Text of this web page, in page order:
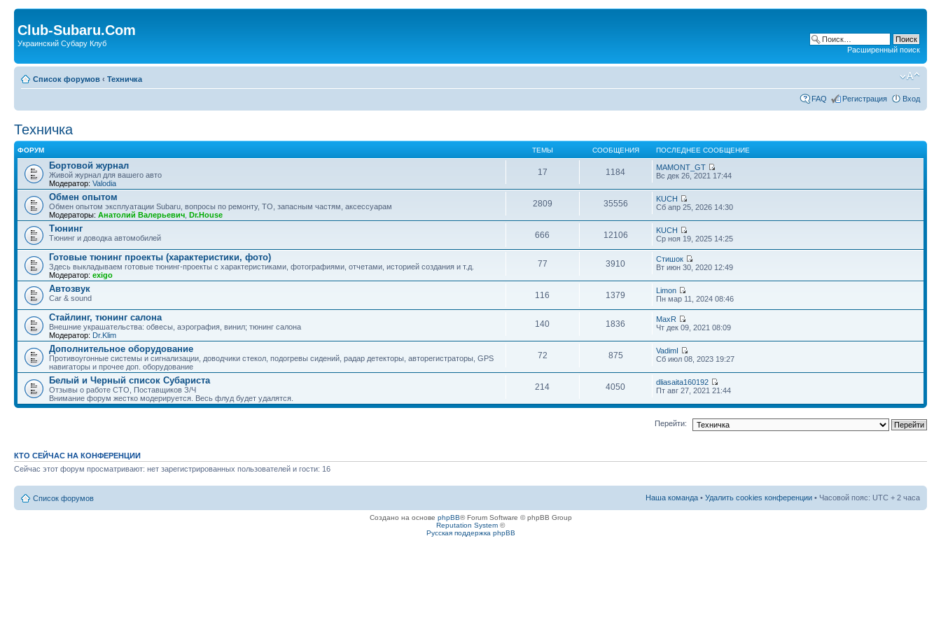
Club-Subaru.Com
Украинский Субару Клуб
Расширенный поиск
Список форумов ‹ Техничка
FAQ Регистрация Вход
Техничка
ФОРУМ ТЕМЫ СООБЩЕНИЯ ПОСЛЕДНЕЕ СООБЩЕНИЕ
Бортовой журнал
Живой журнал для вашего авто
Модератор: Valodia
17 1184
MAMONT_GT
Вс дек 26, 2021 17:44
Обмен опытом
Обмен опытом эксплуатации Subaru, вопросы по ремонту, ТО, запасным частям, аксессуарам
Модераторы: Анатолий Валерьевич Dr.House
2809 35556
KUCH
Сб апр 25, 2026 14:30
Тюнинг
Тюнинг и доводка автомобилей 666 12106
KUCH
Ср ноя 19, 2025 14:25
Готовые тюнинг проекты (характеристики, фото)
Здесь выкладываем готовые тюнинг-проекты с характеристиками, фотографиями, отчетами, историей создания и т.д.
Модератор: exigo
77 3910
Стишок
Вт июн 30, 2020 12:49
Автозвук
Car & sound 116 1379
Limon
Пн мар 11, 2024 08:46
Стайлинг, тюнинг салона
Внешние украшательства: обвесы, аэрография, винил; тюнинг салона
Модератор: Dr.Klim
140 1836
MaxR
Чт дек 09, 2021 08:09
Дополнительное оборудование
Противоугонные системы и сигнализации, доводчики стекол, подогревы сидений, радар детекторы, авторегистраторы, GPS
навигаторы и прочее доп. оборудование
72 875
VadimI
Сб июл 08, 2023 19:27
Белый и Черный список Субариста
Отзывы о работе СТО, Поставщиков З/Ч
Внимание форум жестко модерируется. Весь флуд будет удалятся.
214 4050
dliasaita160192
Пт авг 27, 2021 21:44
Перейти:
КТО СЕЙЧАС НА КОНФЕРЕНЦИИ
Сейчас этот форум просматривают: нет зарегистрированных пользователей и гости: 16
Список форумов Наша команда • Удалить cookies конференции • Часовой пояс: UTC + 2 часа
Создано на основе phpBB® Forum Software © phpBB Group
Reputation System ©
Русская поддержка phpBB